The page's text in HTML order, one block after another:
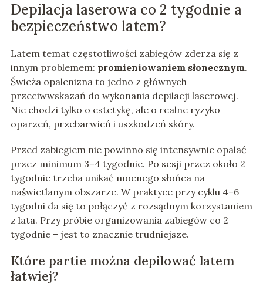
Depilacja laserowa co 2 tygodnie a
bezpieczeństwo latem?
Latem temat częstotliwości zabiegów zderza się z
innym problemem: promieniowaniem słonecznym.
Świeża opalenizna to jedno z głównych
przeciwwskazań do wykonania depilacji laserowej.
Nie chodzi tylko o estetykę, ale o realne ryzyko
oparzeń, przebarwień i uszkodzeń skóry.
Przed zabiegiem nie powinno się intensywnie opalać
przez minimum 3–4 tygodnie. Po sesji przez około 2
tygodnie trzeba unikać mocnego słońca na
naświetlanym obszarze. W praktyce przy cyklu 4–6
tygodni da się to połączyć z rozsądnym korzystaniem
z lata. Przy próbie organizowania zabiegów co 2
tygodnie – jest to znacznie trudniejsze.
Które partie można depilować latem
łatwiej?